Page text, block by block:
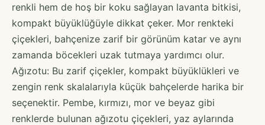
renkli hem de hoş bir koku sağlayan lavanta bitkisi,
kompakt büyüklüğüyle dikkat çeker. Mor renkteki
çiçekleri, bahçenize zarif bir görünüm katar ve aynı
zamanda böcekleri uzak tutmaya yardımcı olur.
Ağızotu: Bu zarif çiçekler, kompakt büyüklükleri ve
zengin renk skalalarıyla küçük bahçelerde harika bir
seçenektir. Pembe, kırmızı, mor ve beyaz gibi
renklerde bulunan ağızotu çiçekleri, yaz aylarında